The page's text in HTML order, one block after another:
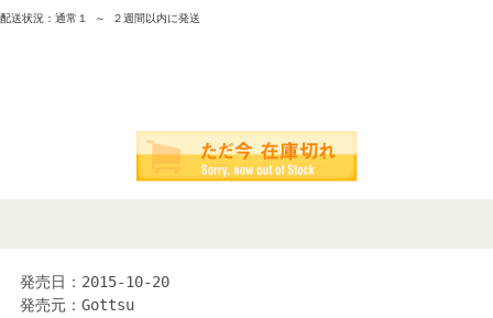
配送状況：通常１ ～ ２週間以内に発送
発売日：2015-10-20
発売元：Gottsu